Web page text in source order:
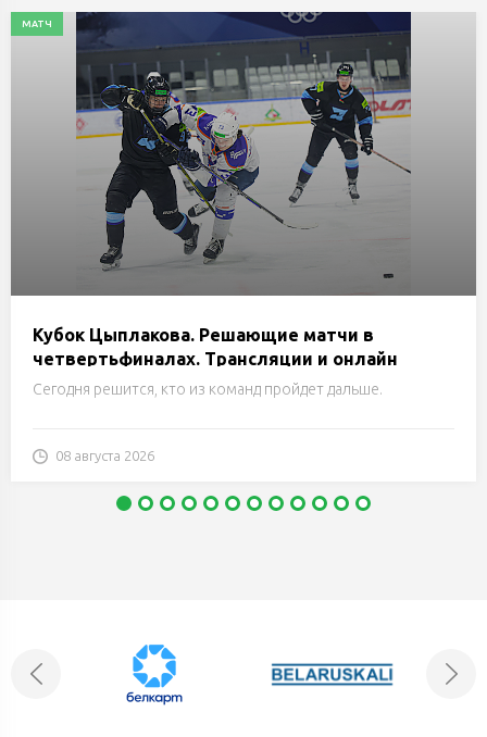
МАТЧ
Кубок Цыплакова. Решающие матчи в
четвертьфиналах. Трансляции и онлайн
Сегодня решится, кто из команд пройдет дальше.
08 августа 2026